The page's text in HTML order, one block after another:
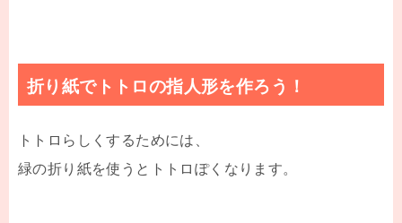
折り紙でトトロの指人形を作ろう！
トトロらしくするためには、
緑の折り紙を使うとトトロぽくなります。